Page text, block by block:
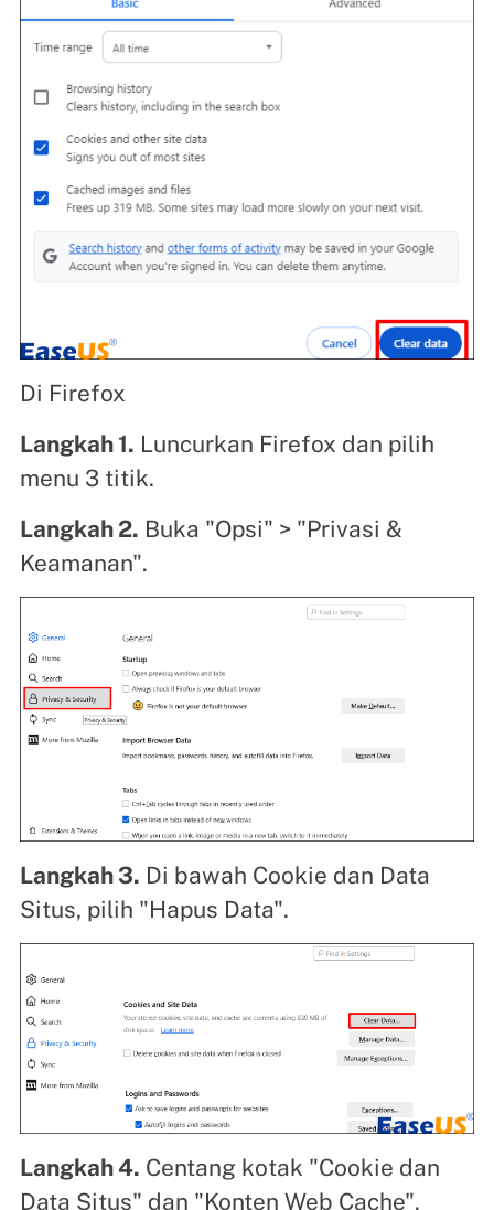
Di Firefox
Langkah 1. Luncurkan Firefox dan pilih
menu 3 titik.
Langkah 2. Buka "Opsi" > "Privasi &
Keamanan".
Langkah 3. Di bawah Cookie dan Data
Situs, pilih "Hapus Data".
Langkah 4. Centang kotak "Cookie dan
Data Situs" dan "Konten Web Cache".